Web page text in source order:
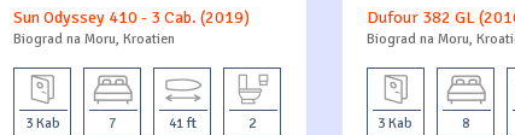
Sun Odyssey 410 - 3 Cab. (2019)
Biograd na Moru, Kroatien
3 Kab 7 41 ft 2
Dufour 382 GL
Biograd na Moru,
3 Kab 8